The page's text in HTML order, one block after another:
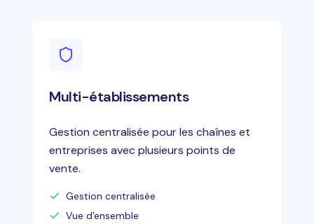
Multi-établissements
Gestion centralisée pour les chaînes et
entreprises avec plusieurs points de
vente.
Gestion centralisée
Vue d'ensemble